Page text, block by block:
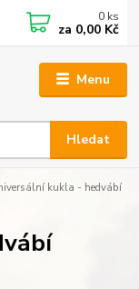
Menu
Hledat
0 ks
za 0,00 Kč
kukla - hedvábí